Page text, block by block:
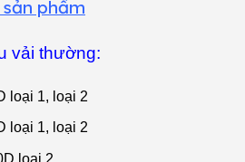
phẩm
vải thường:
loại 1, loại 2
loại 1, loại 2
loại 2